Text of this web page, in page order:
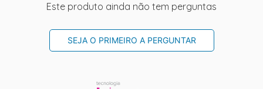
Este produto ainda não tem perguntas
SEJA O PRIMEIRO A PERGUNTAR